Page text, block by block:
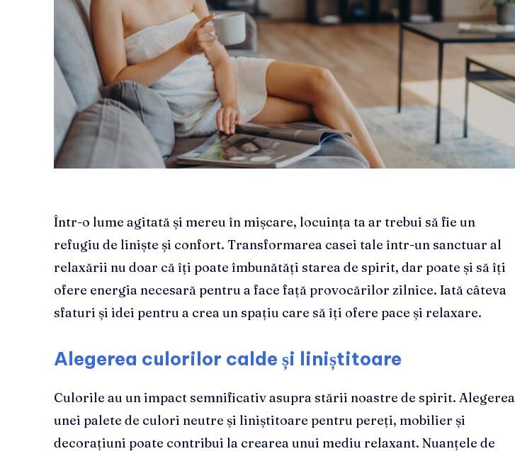
Într-o lume agitată și mereu în mișcare, locuința ta ar trebui să fie un
refugiu de liniște și confort. Transformarea casei tale într-un sanctuar al
relaxării nu doar că îți poate îmbunătăți starea de spirit, dar poate și să îți
ofere energia necesară pentru a face față provocărilor zilnice. Iată câteva
sfaturi și idei pentru a crea un spațiu care să îți ofere pace și relaxare.
Alegerea culorilor calde și liniștitoare
Culorile au un impact semnificativ asupra stării noastre de spirit. Alegerea
unei palete de culori neutre și liniștitoare pentru pereți, mobilier și
decorațiuni poate contribui la crearea unui mediu relaxant. Nuanțele de